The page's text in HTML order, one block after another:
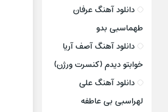
دانلود آهنگ عرفان
طهماسبی بدو
دانلود آهنگ آصف آریا
خوابتو دیدم (کنسرت ورژن)
دانلود آهنگ علی
لهراسبی بی عاطفه